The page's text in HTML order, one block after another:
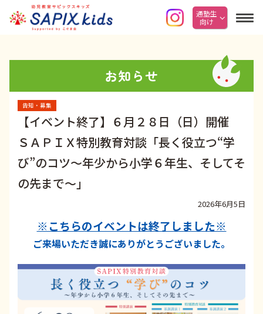
通塾生
向け
お知らせ
【イベント終了】６月２８日（日）開催
ＳＡＰＩＸ特別教育対談「長く役立つ“学
び”のコツ～年少から小学６年生、そしてそ
の先まで～」
告知・募集
2026年6月5日
※こちらのイベントは終了しました※
ご来場いただき誠にありがとうございました。